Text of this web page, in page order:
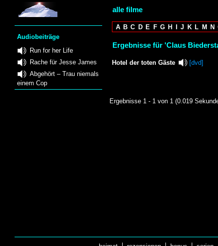
Audiobeiträge
Run for her Life
Rache für Jesse James
Abgehört – Trau niemals
einem Cop
alle filme
A B C D E F G H I J K L M N
Ergebnisse für 'Claus
Hotel der toten Gäste [dvd]
Ergebnisse 1 - 1 von 1 (0.019